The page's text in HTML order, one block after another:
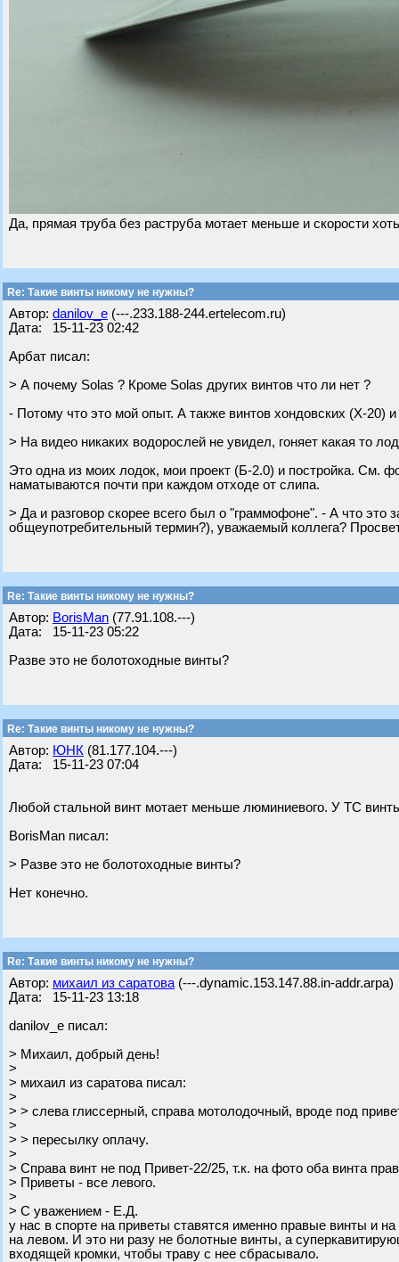
Да, прямая труба без раструба мотает меньше и скорости
Re: Такие винты никому не нужны?
Автор: danilov_e (---.233.188-244.ertelecom.ru)
Дата: 15-11-23 02:42
Арбат писал:
> А почему Solas ? Кроме Solas других винтов что ли нет ?
- Потому что это мой опыт. А также винтов хондовских (Х-20)
> На видео никаких водорослей не увидел, гоняет какая то
Это одна из моих лодок, мои проект (Б-2.0) и постройка. См.
наматываются почти при каждом отходе от слипа.
> Да и разговор скорее всего был о "граммофоне". - А что
общеупотребительный термин?), уважаемый коллега?
Re: Такие винты никому не нужны?
Автор: BorisMan (77.91.108.---)
Дата: 15-11-23 05:22
Разве это не болотоходные винты?
Re: Такие винты никому не нужны?
Автор: ЮНК (81.177.104.---)
Дата: 15-11-23 07:04
Любой стальной винт мотает меньше люминиевого. У ТС
BorisMan писал:
> Разве это не болотоходные винты?
Нет конечно.
Re: Такие винты никому не нужны?
Автор: михаил из саратова (---.dynamic.153.147.88.in-addr.arpa)
Дата: 15-11-23 13:18
danilov_e писал:
> Михаил, добрый день!
>
> михаил из саратова писал:
>
> > слева глиссерный, справа мотолодочный, вроде под
>
> > пересылку оплачу.
>
> Справа винт не под Привет-22/25, т.к. на фото оба винта
> Приветы - все левого.
>
> С уважением - Е.Д.
у нас в спорте на приветы ставятся именно правые винты и
на левом. И это ни разу не болотные винты, а
входящей кромки, чтобы траву с нее сбрасывало.